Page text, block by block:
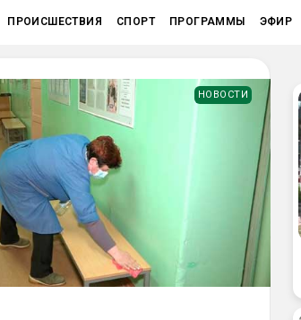
ПРОИСШЕСТВИЯ СПОРТ ПРОГРАММЫ ЭФИР
НОВОСТИ